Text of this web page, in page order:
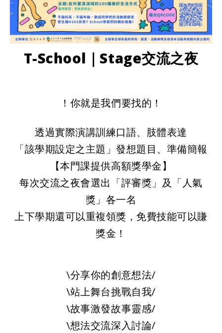
T-School｜Stage交流之夜
！你就是我們要找的！
透過實際演講訓練⼝語、肢體表達
「該學期設定之主題」發想題⽬、準備簡報
【本⾨課提供⾼額獎學⾦】
每次交流之夜會選出 「評審獎」及 「 ⼈氣
獎 」 各⼀名
上下學期還可以重複領獎，免費技能可以賺
獎⾦！
\分享你的創意想法/
\站上舞台挑戰⾃我/
\故事激發故事靈感/
\想法交流深⼊討論/